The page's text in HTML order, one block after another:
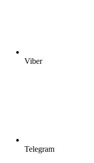
Viber
Telegram